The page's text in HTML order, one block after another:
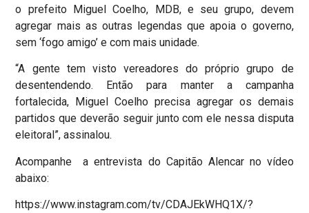
o prefeito Miguel Coelho, MDB, e seu grupo, devem
agregar mais as outras legendas que apoia o governo,
sem ‘fogo amigo’ e com mais unidade.
“A gente tem visto vereadores do próprio grupo de
desentendendo. Então para manter a campanha
fortalecida, Miguel Coelho precisa agregar os demais
partidos que deverão seguir junto com ele nessa disputa
eleitoral”, assinalou.
Acompanhe a entrevista do Capitão Alencar no vídeo
abaixo:
https://www.instagram.com/tv/CDAJEkWHQ1X/?